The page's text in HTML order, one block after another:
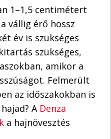
1–1,5 centimétert
vállig érő hossz
év is szükséges
szükséges,
amikor a
Felmerült
az időszakokban is
A Denza
a hajnövesztés